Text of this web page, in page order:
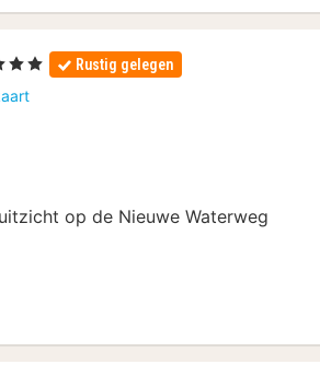
Rustig gelegen
op de Nieuwe Waterweg